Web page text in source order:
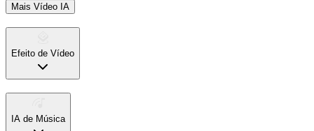
Mais Vídeo IA
Efeito de Vídeo
IA de Música